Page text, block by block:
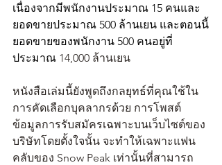
เนื่องจากมีพนักงานประมาณ 15 คนและ
ยอดขายประมาณ 500 ล้านเยน และตอนนี้
ยอดขายของพนักงาน 500 คนอยู่ที่
ประมาณ 14,000 ล้านเยน
หนังสือเล่มนี้ยังพูดถึงกลยุทธ์ที่คุณใช้ใน
การคัดเลือกบุคลากรด้วย การโพสต์
ข้อมูลการรับสมัครเฉพาะบนเว็บไซต์ของ
บริษัทโดยตั้งใจนั้น จะทำให้เฉพาะแฟน
คลับของ Snow Peak เท่านั้นที่สามารถ